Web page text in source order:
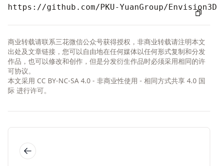
https://github.com/PKU-YuanGroup/Envision3D
商业转载请联系三花微信公众号获得授权，非商业转载请注明本文
出处及文章链接，您可以自由地在任何媒体以任何形式复制和分发
作品，也可以修改和创作，但是分发衍生作品时必须采用相同的许
可协议。
本文采用 CC BY-NC-SA 4.0 - 非商业性使用 - 相同方式共享 4.0 国
际 进行许可。